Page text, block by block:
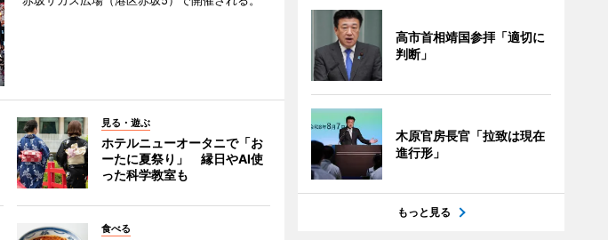
見る・遊ぶ
ホテルニューオータニで「お
ーたに夏祭り」 縁日やAI使
った科学教室も
食べる
高市首相靖国参拝「適切に
判断」
木原官房長官「拉致は現在
進行形」
もっと見る